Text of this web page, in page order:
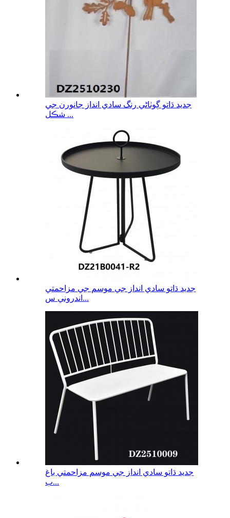
جديد ڌاتو ڳوٺاڻي رنگ سادي انداز جانورن جي
شڪل ...
جديد ڌاتو سادي انداز جي موسم جي مزاحمتي
اندروني س...
جديد ڌاتو سادي انداز جي موسم مزاحمتي باغ
ب...